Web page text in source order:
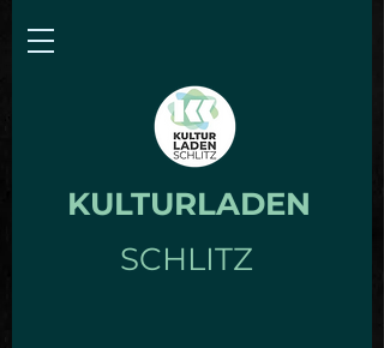
KULTURLADEN
SCHLITZ